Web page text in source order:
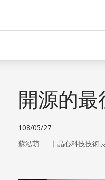
開源的
108/05/27
蘇泓萌 ｜ 晶心科技技術